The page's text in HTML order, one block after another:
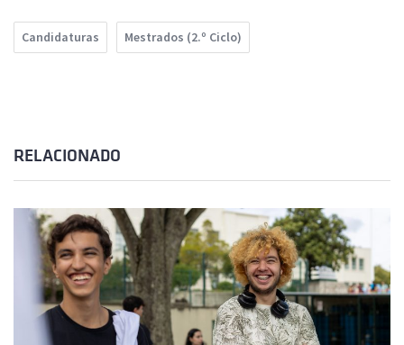
Candidaturas Mestrados (2.º Ciclo)
RELACIONADO